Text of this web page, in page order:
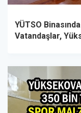
YÜTSO
Vatandaşlar,